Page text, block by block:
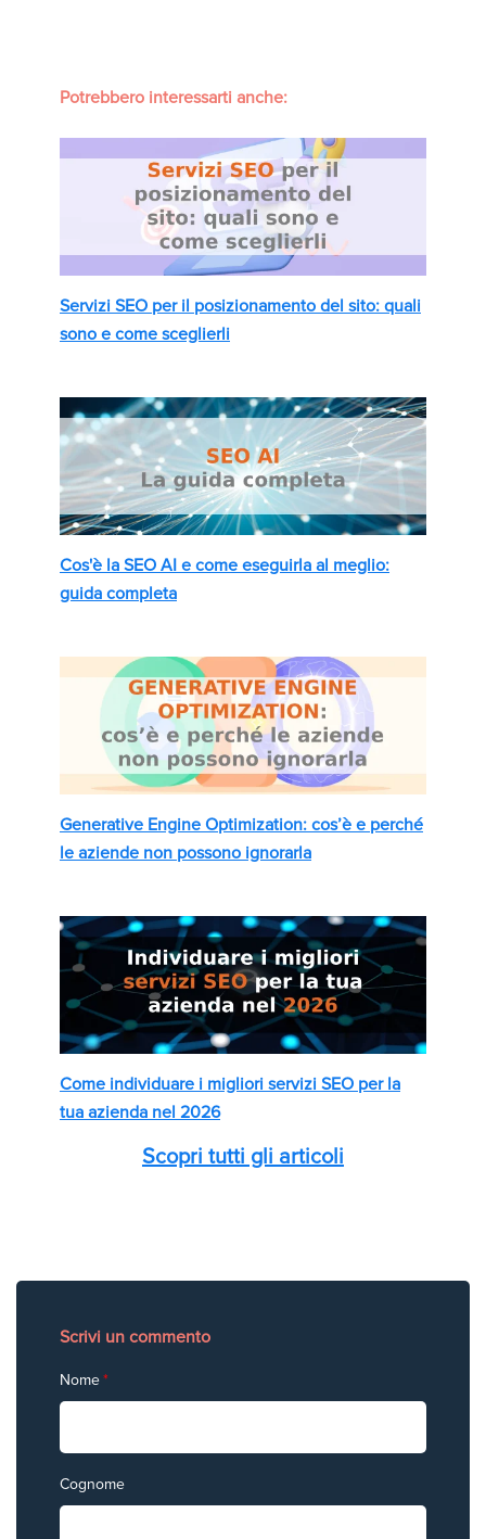
Potrebbero interessarti anche:
Servizi SEO per il posizionamento del sito: quali
sono e come sceglierli
Cos'è la SEO AI e come eseguirla al meglio:
guida completa
Generative Engine Optimization: cos’è e perché
le aziende non possono ignorarla
Come individuare i migliori servizi SEO per la
tua azienda nel 2026
Scopri tutti gli articoli
Scrivi un commento
Nome*
Cognome